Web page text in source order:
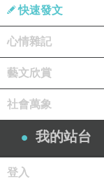
快速發文
心情雜記
藝文欣賞
社會萬象
我的站台
登入